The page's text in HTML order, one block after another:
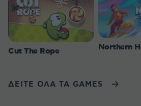
Cut The Rope Northern
ΔΕΙΤΕ ΟΛΑ ΤΑ GAMES